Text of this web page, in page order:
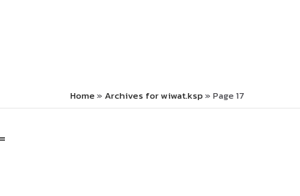
Home» Archives for wiwat.ksp » Page 17